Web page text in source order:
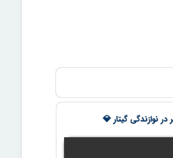
نوازندگی گیتار 💎